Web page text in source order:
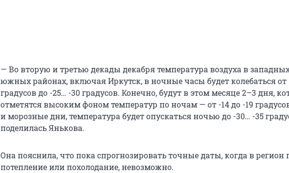
— Во вторую и третью декады декабря температура воздуха в
южных районах, включая Иркутск, в ночные часы будет колебаться от
градусов до -25… -30 градусов. Конечно, будут в этом месяце 2–3 дня,
отметятся высоким фоном температур по ночам — от -14 до -19
и морозные дни, температура будет опускаться ночью до -30… -35
поделилась Янькова.
Она пояснила, что пока спрогнозировать точные даты, когда в регион
потепление или похолодание, невозможно.